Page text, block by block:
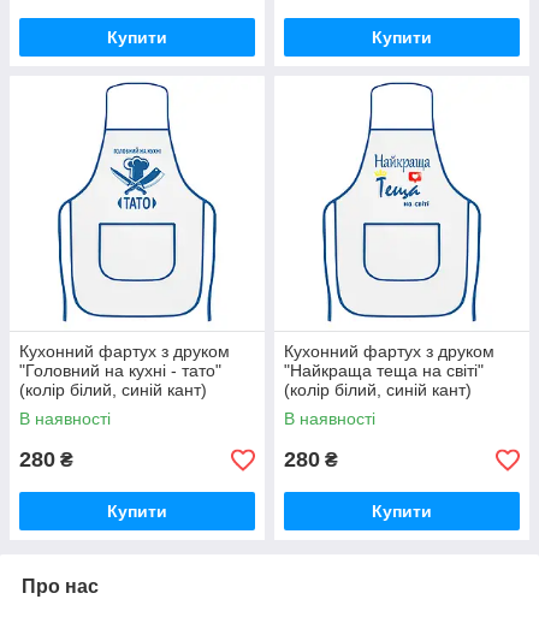
Купити Купити
Кухонний фартух з друком
"Головний на кухні - тато"
(колір білий, синій кант)
(28852)
В наявності
280 ₴
Купити
Кухонний фартух з друком
"Найкраща теща на світі"
(колір білий, синій кант)
(28864)
В наявності
280 ₴
Купити
Про нас